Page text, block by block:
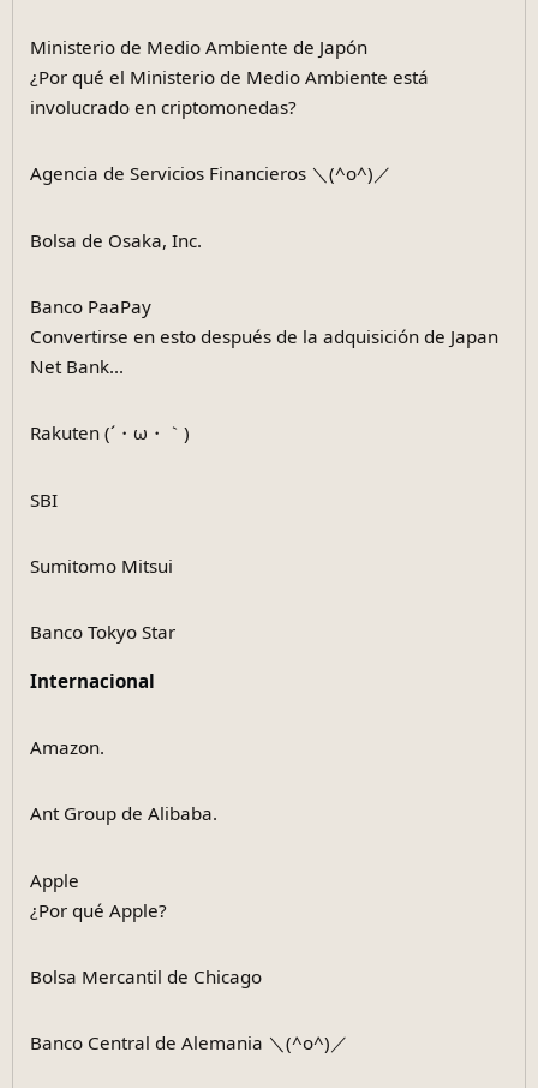
Ministerio de Medio Ambiente de Japón
¿Por qué el Ministerio de Medio Ambiente está
involucrado en criptomonedas?
Agencia de Servicios Financieros ＼(^o^)／
Bolsa de Osaka, Inc.
Banco PaaPay
Convertirse en esto después de la adquisición de Japan
Net Bank...
Rakuten (´・ω・｀)
SBI
Sumitomo Mitsui
Banco Tokyo Star
Internacional
Amazon.
Ant Group de Alibaba.
Apple
¿Por qué Apple?
Bolsa Mercantil de Chicago
Banco Central de Alemania ＼(^o^)／